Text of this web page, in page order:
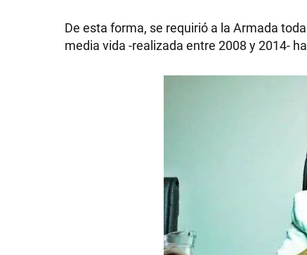
De esta forma, se requirió a la Armada
media vida -realizada entre 2008 y 2014-
ACTUALIDAD